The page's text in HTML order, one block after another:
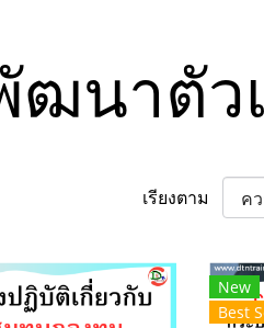
นาตัว
เรียงตาม
New
Best